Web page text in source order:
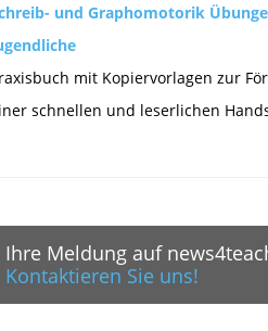
und Graphomotorik
mit Kopiervorlagen zur
schnellen und leserlichen
Ihre Meldung auf
Kontaktieren Sie uns!